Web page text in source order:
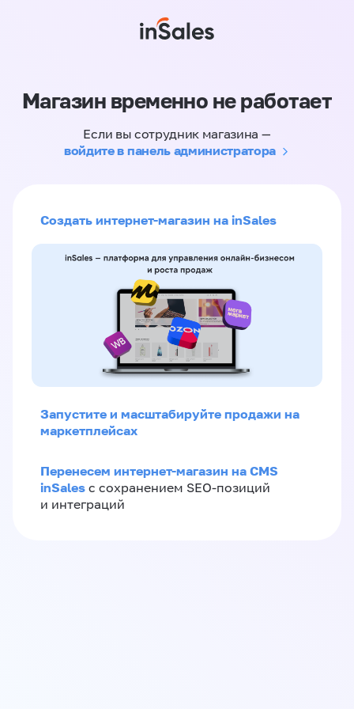
Магазин временно не работает
Если вы сотрудник магазина —
войдите в панель администратора
Создать интернет-магазин на inSales
Запустите и масштабируйте продажи на
маркетплейсах
Перенесем интернет-магазин на CMS
inSales с сохранением SEO-позиций
и интеграций